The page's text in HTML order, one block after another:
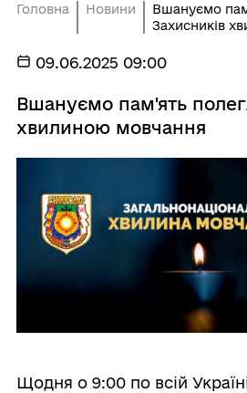
Головна Новини
Вшануємо
Захисників
09.06.2025 09:00
Вшануємо пам'ять
хвилиною мовчання
Щодня о 9:00 по всій